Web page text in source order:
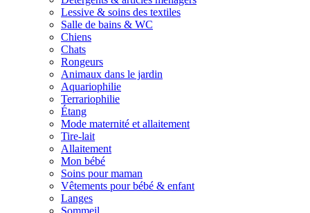
Lessive & soins des textiles
Salle de bains & WC
Chiens
Chats
Rongeurs
Animaux dans le jardin
Aquariophilie
Terrariophilie
Étang
Mode maternité et allaitement
Tire-lait
Allaitement
Mon bébé
Soins pour maman
Vêtements pour bébé & enfant
Langes
Sommeil